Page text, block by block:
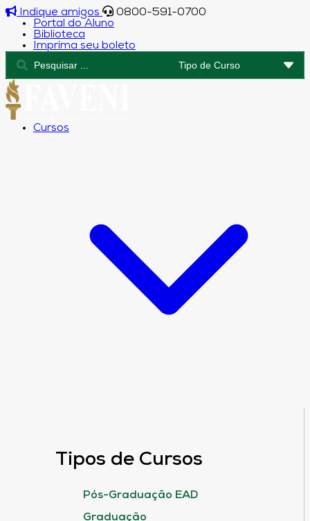
Indique amigos
0800-591-0700
Portal do Aluno
Biblioteca
Imprima seu boleto
Cursos
Tipos de Cursos
Pós-Graduação EAD
Graduação